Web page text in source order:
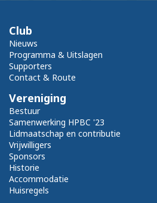
Club
Nieuws
Programma & Uitslagen
Supporters
Contact & Route
Vereniging
Bestuur
Samenwerking HPBC '23
Lidmaatschap en contributie
Vrijwilligers
Sponsors
Historie
Accommodatie
Huisregels